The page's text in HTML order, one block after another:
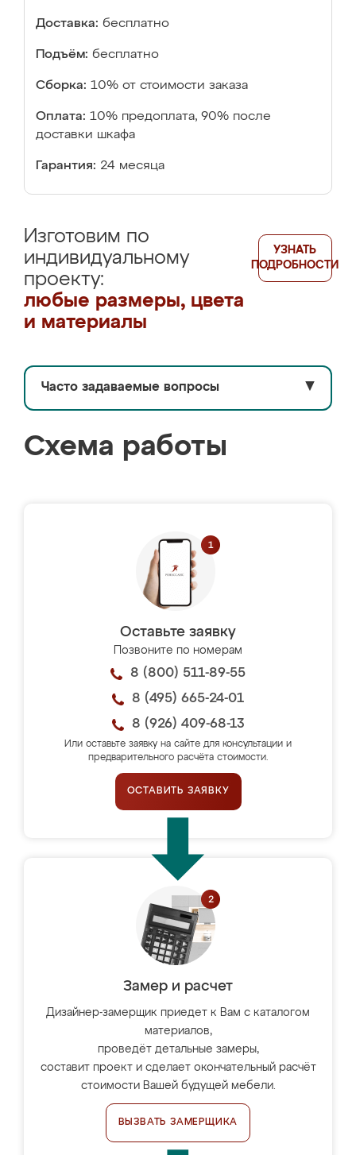
Доставка: бесплатно
Подъём: бесплатно
Сборка: 10% от стоимости заказа
Оплата: 10% предоплата, 90% после
доставки шкафа
Гарантия: 24 месяца
Изготовим по
индивидуальному
проекту:
любые размеры, цвета
и материалы
УЗНАТЬ
ПОДРОБНОСТИ
Часто задаваемые вопросы ▼
Схема работы
Оставьте заявку
Позвоните по номерам
8 (800) 511-89-55
8 (495) 665-24-01
8 (926) 409-68-13
Или оставьте заявку на сайте для консультации и
предварительного расчёта стоимости.
ОСТАВИТЬ ЗАЯВКУ
Замер и расчет
Дизайнер-замерщик приедет к Вам с каталогом
материалов,
проведёт детальные замеры,
составит проект и сделает окончательный расчёт
стоимости Вашей будущей мебели.
ВЫЗВАТЬ ЗАМЕРЩИКА